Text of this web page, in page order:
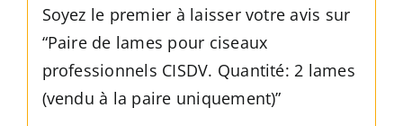
paire
uniquement)
Soyez le premier à laisser votre avis sur
“Paire de lames pour ciseaux
professionnels CISDV. Quantité: 2 lames
(vendu à la paire uniquement)”